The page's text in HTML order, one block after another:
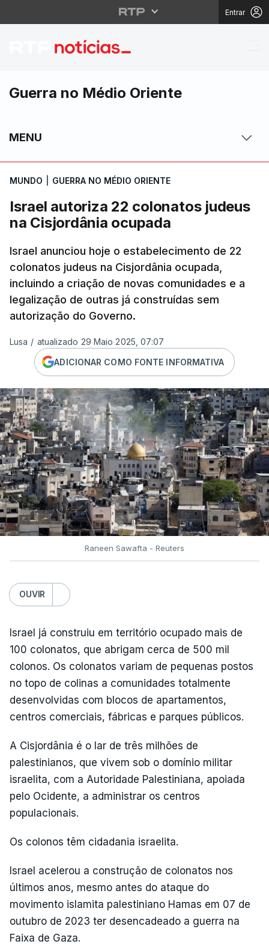
Entrar
Israel autoriza 22
Guerra no Médio Oriente
MENU
MUNDO GUERRA NO MÉDIO ORIENTE
Israel autoriza 22 colonatos judeus
na Cisjordânia ocupada
Israel anunciou hoje o estabelecimento de 22
colonatos judeus na Cisjordânia ocupada,
incluindo a criação de novas comunidades e a
legalização de outras já construídas sem
autorização do Governo.
Lusa / atualizado 29 Maio 2025, 07:07
ADICIONAR COMO FONTE INFORMATIVA
Raneen Sawafta - Reuters
OUVIR
Israel já construiu em território ocupado mais de
100 colonatos, que abrigam cerca de 500 mil
colonos. Os colonatos variam de pequenas postos
no topo de colinas a comunidades totalmente
desenvolvidas com blocos de apartamentos,
centros comerciais, fábricas e parques públicos.
A Cisjordânia é o lar de três milhões de
palestinianos, que vivem sob o domínio militar
israelita, com a Autoridade Palestiniana, apoiada
pelo Ocidente, a administrar os centros
populacionais.
Os colonos têm cidadania israelita.
Israel acelerou a construção de colonatos nos
últimos anos, mesmo antes do ataque do
movimento islamita palestiniano Hamas em 07 de
outubro de 2023 ter desencadeado a guerra na
Faixa de Gaza.